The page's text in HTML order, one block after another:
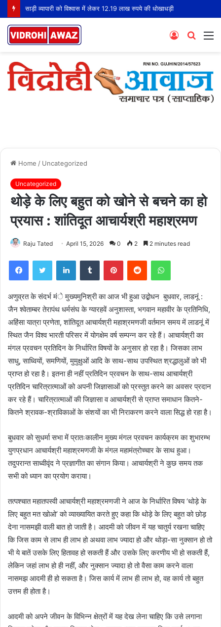
साड़ी व्यापारी को विश्वास में लेकर 12.19 लाख रुपये की धोखाधड़ी
Search
Log
Home / Uncategorized
Uncategorized
थोड़े के लिए बहुत को खोने से बचने का हो
प्रयास : शांतिदूत आचार्यश्री महाश्रमण
Raju Tated April 15, 2026 0 2 2 minutes read
FacebookTwitter LinkedInTumblr PinterestReddit WhatsApp
अणुव्रत के संदर्भ मंे मुख्यमुनिश्री का आज भी हुआ उद्बोधन बुधवार, लाडनूं :
जैन श्वेताम्बर तेरापंथ धर्मसंघ के ग्यारहवें अनुशास्ता, भगवान महावीर के प्रतिनिधि,
अहिंसा यात्रा प्रणेता, शांतिदूत आचार्यश्री महाश्रमणजी वर्तमान समय में लाडनूं में
स्थित जैन विश्व भारती परिसर में योगक्षेम वर्ष सम्पन्न कर रहे हैं। आचार्यश्री का
मंगल प्रवचन प्रतिदिन के निर्धारित विषयों के अनुसार हो रहा है। जिसका लाभ
साधु, साध्वियों, समणियों, मुमुक्षुओं आदि के साथ-साथ उपस्थित श्रद्धालुओं को भी
प्राप्त हो रहा है। इतना ही नहीं प्रतिदिन प्रवचन के साथ-साथ आचार्यश्री
प्रतिदिन चारित्रात्माओं को अपनी जिज्ञासाओं को प्रस्तुत करने का अवसर प्रदान
कर रहे हैं। चारित्रात्माओं की जिज्ञासा व आचार्यश्री से प्राप्त समाधान कितने-
कितने श्रावक-श्राविकाओं के संशयों का भी निराकरण करने वाला सिद्ध हो रहा है।
बुधवार को सुधर्मा सभा में प्रातःकालीन मुख्य मंगल प्रवचन कार्यक्रम का शुभारम्भ
युगप्रधान आचार्यश्री महाश्रमणजी के मंगल महामंत्रोच्चार के साथ हुआ।
तदुपरान्त साध्वीवृंद ने प्रज्ञागीत का संगान किया। आचार्यश्री ने कुछ समय तक
सभी को ध्यान का प्रयोग कराया।
तत्पश्चात महातपस्वी आचार्यश्री महाश्रमणजी ने आज के निर्धारित विषय ‘थोड़े के
लिए बहुत मत खोओ’ को व्याख्यायित करते हुए कहा कि थोड़े के लिए बहुत को छोड़
देना नासमझी वाली बात हो जाती है। आदमी को जीवन में यह चातुर्य रखना चाहिए
कि जिस काम से लाभ ही लाभ हो अथवा लाभ ज्यादा हो और थोड़ा-सा नुक्सान हो तो
भी ये बातें उसके लिए हितावह हो सकती हैं और उसके लिए करणीय भी हो सकती हैं,
लेकिन जहां लाभ हो ही नहीं, और नुक्सान ज्यादा हो तो वैसा काम करने वाला
नासमझ आदमी ही हो सकता है। जिस कार्य में लाभ ही लाभ हो, वह कार्य तो बहुत
उत्तम ही होता है।
आदमी को अपने जीवन के विभिन्न क्षेत्रों में यह देख लेना चाहिए कि उसे लगाना